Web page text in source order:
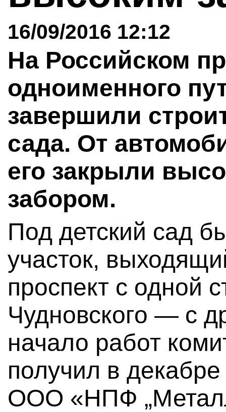
16/09/2016 12:12
На Российском
одноименного
завершили
сада. От
его закрыли
забором.
Под детский сад
участок,
проспект с одной
Чудновского — с
начало работ
получил в
ООО «НПФ